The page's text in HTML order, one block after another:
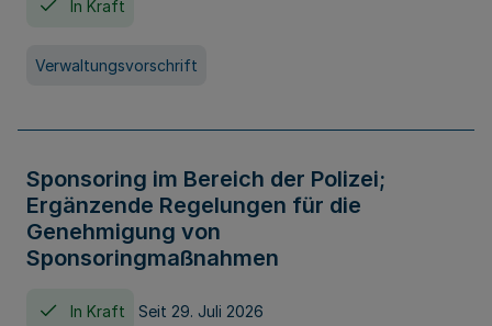
In Kraft
Verwaltungsvorschrift
Sponsoring im Bereich der Polizei;
Ergänzende Regelungen für die
Genehmigung von
Sponsoringmaßnahmen
In Kraft Seit 29. Juli 2026